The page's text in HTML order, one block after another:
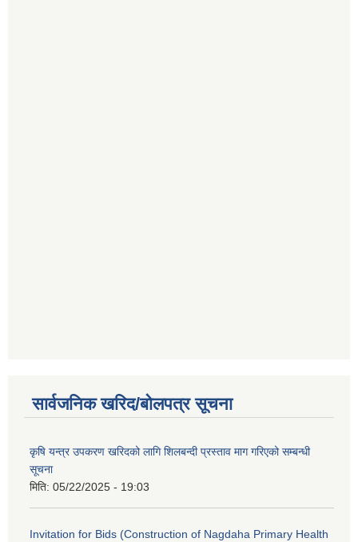
सार्वजनिक खरिद/बोलपत्र सूचना
कृषि यन्त्र उपकरण खरिदको लागि शिलबन्दी प्रस्ताव माग गरिएको सम्बन्धी
सूचना
मिति: 05/22/2025 - 19:03
Invitation for Bids (Construction of Nagdaha Primary Health